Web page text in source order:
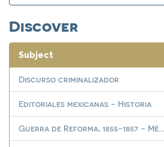
Discover
Subject
Discurso criminalizador
Editoriales mexicanas - Historia
Guerra de Reforma, 1855-1857 - Mé...